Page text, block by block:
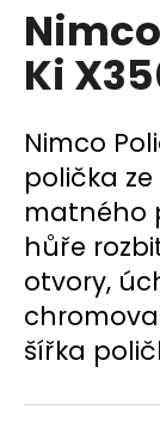
Ki
Nimco
polička
matného
hůře
otvory,
šířka
D
o
p
o
r
u
č
u
j